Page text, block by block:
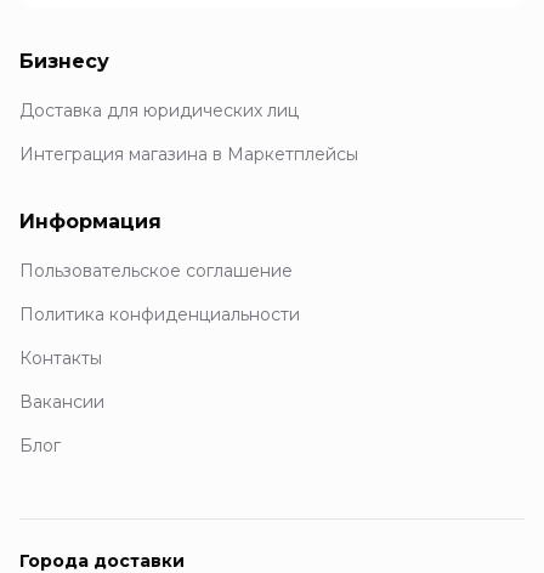
Бизнесу
Доставка для юридических лиц
Интеграция магазина в Маркетплейсы
Информация
Пользовательское соглашение
Политика конфиденциальности
Контакты
Вакансии
Блог
Города доставки